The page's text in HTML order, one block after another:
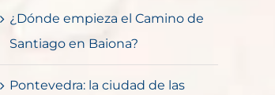
¿Dónde empieza el Camino de
Santiago en Baiona?
Pontevedra: la ciudad de las